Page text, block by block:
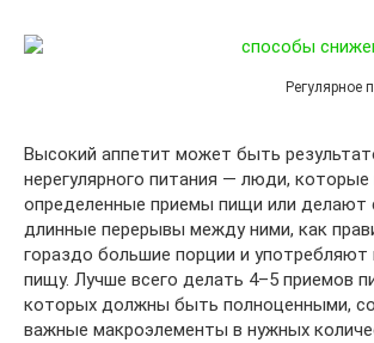
Регулярное
Высокий аппетит может быть
нерегулярного питания — люди,
определенные приемы пищи или делают
длинные перерывы между ними, как
гораздо большие порции и
пищу. Лучше всего делать 4–5 приемов
которых должны быть полноценными,
важные макроэлементы в нужных